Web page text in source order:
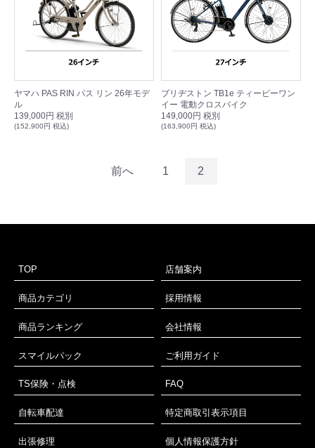
ヤマハ PAS RIN パス リン 26年モデ
ル
139,000円 税別
(152,900円 税込)
ブリヂストン TB1e ティービーワン
イー 電動クロスバイク
149,000円 税別
(163,900円 税込)
前へ 1 2
TOP 店舗案内
商品カテゴリ 採用情報
商品ランキング 会社情報
スマイルパック ご利用ガイド
TS保険・点検 FAQ
自転車配達 特定商取引表示項目
出張修理 個人情報保護方針